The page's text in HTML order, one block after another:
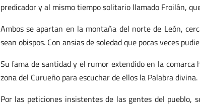
predicador y al mismo tiempo solitario llamado Froilán,
Ambos se apartan en la montaña del norte de León,
sean obispos. Con ansias de soledad que pocas veces
Su fama de santidad y el rumor extendido en la
zona del Curueño para escuchar de ellos la Palabra divina.
Por las peticiones insistentes de las gentes del pueblo,